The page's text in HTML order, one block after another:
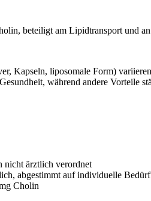
beteiligt am Lipidtransport und
Kapseln, liposomale Form)
während andere Vorteile
nicht ärztlich verordnet
abgestimmt auf individuelle
Cholin